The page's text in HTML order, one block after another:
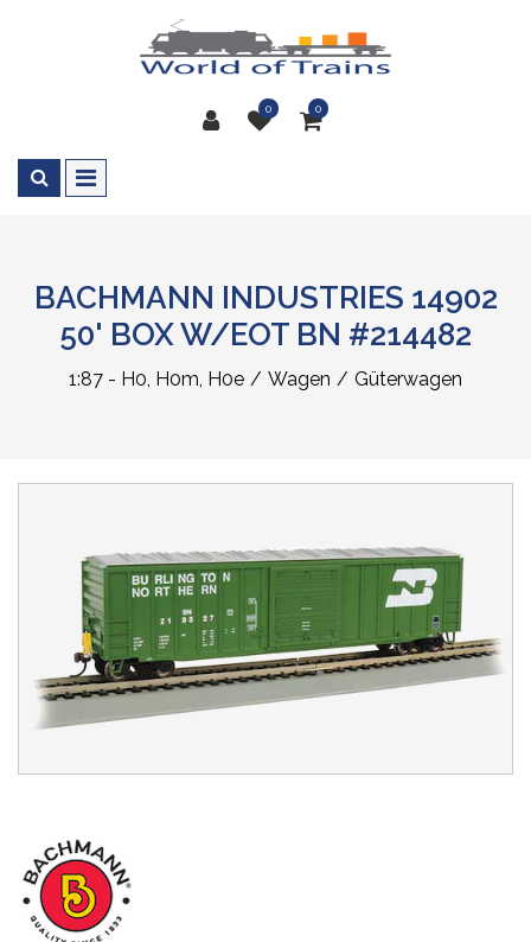
0 0
BACHMANN INDUSTRIES 14902
50' BOX W/EOT BN #214482
1:87 - H0, H0m, H0e Wagen Güterwagen